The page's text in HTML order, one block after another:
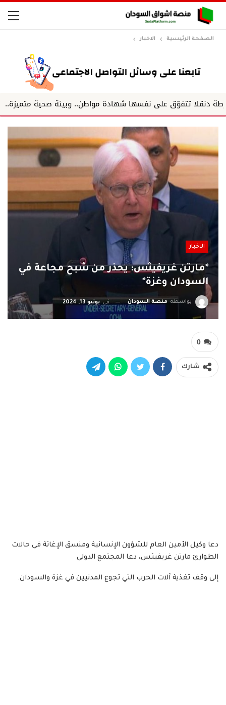
الصفحة الرئيسية الاخبار
على نفسها شهادة مواطن.. وبيئة صحية متميزة.. وفريق
الاخبار
*مارتن غريفيثس: يحذر من شبح مجاعة في
السودان وغزة*
بواسطة منصة السودان في يونيو 13, 2024
0
شارك
دعا وكيل الأمين العام للشؤون الإنسانية ومنسق الإغاثة في حالات
الطوارئ مارتن غريفيثس، دعا المجتمع الدولي
إلى وقف تغذية آلات الحرب التي تجوع المدنيين في غزة والسودان.